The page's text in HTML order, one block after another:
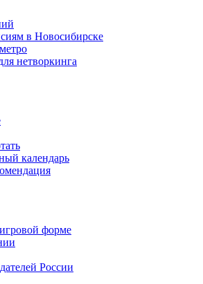
в Новосибирске
нетворкинга
календарь
форме
России